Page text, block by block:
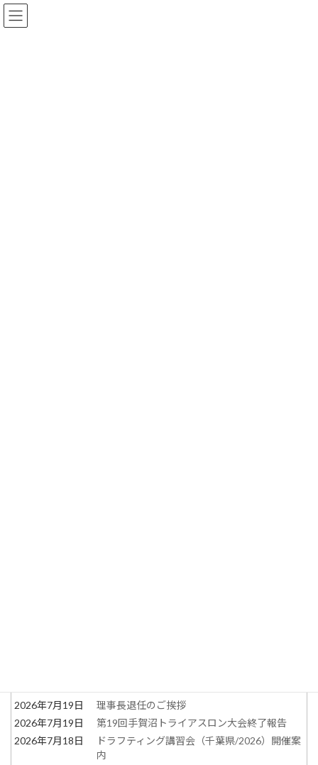
コ
ン
ナ
ビ
2026年7月19日
理事長退任のご挨拶
2026年7月19日
第19回手賀沼トライアスロン大会終了報告
2026年7月18日
ドラフティング講習会（千葉県/2026）開催案
内